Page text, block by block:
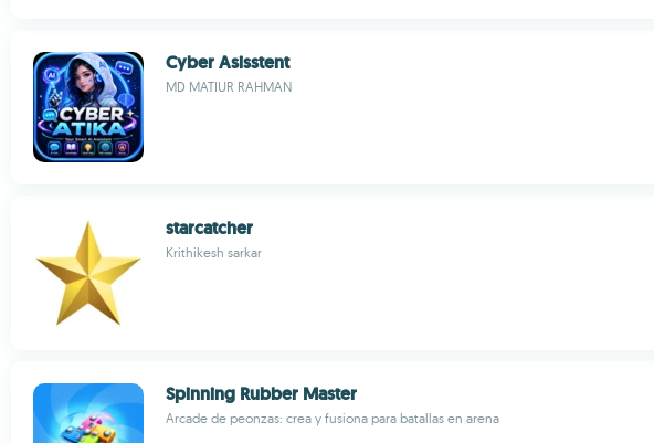
Cyber Asisstent
MD MATIUR RAHMAN
starcatcher
Krithikesh sarkar
Spinning Rubber Master
Arcade de peonzas: crea y fusiona para batallas en arena